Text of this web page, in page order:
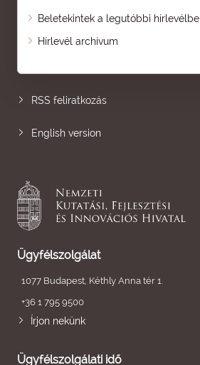
Beletekintek a legutóbbi hírlevélbe
Hírlevél archívum
Oldaltérkép
RSS feliratkozás
English version
Ügyfélszolgálat
1077 Budapest, Kéthly Anna tér 1.
+36 1 795 9500
Írjon nekünk
Ügyfélszolgálati idő